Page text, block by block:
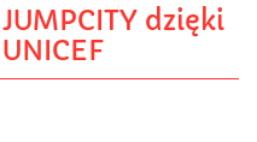
dzięki